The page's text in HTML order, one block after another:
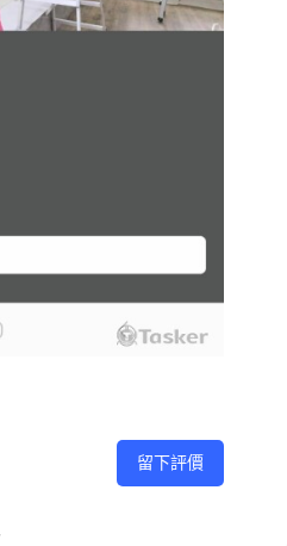
留下評價